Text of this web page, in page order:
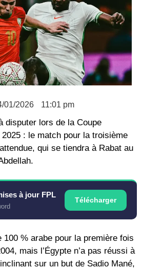
01/2026 11:01 pm
disputer lors de la Coupe
2025 : le match pour la troisième
qui se tiendra à Rabat au
à jour FPL
Télécharger
100 % arabe pour la première fois
mais l’Égypte n’a pas réussi à
sur un but de Sadio Mané,